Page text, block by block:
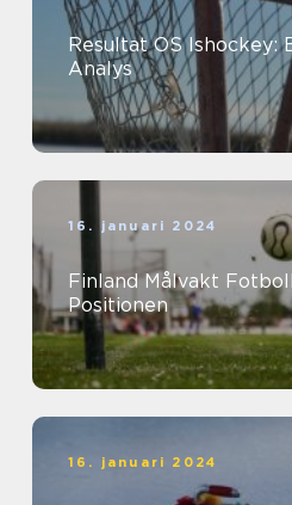
Resultat OS Ishockey:
Analys
16. januari 2024
Finland Målvakt
Positionen
16. januari 2024